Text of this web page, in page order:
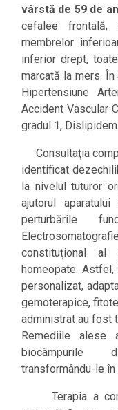
vârstă de 59 de
cefalee frontală,
membrelor
inferior drept,
marcată la mers.
Hipertensiune
Accident Vascular
gradul 1,
Consultaţia
identificat
la nivelul tuturor
ajutorul
perturbările
constituţional al
homeopate.
personalizat,
gemoterapice,
administrat au fost
Remediile
biocâmpurile
transformându-le
Terapia a